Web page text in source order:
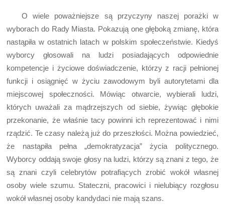
O wiele poważniejsze są przyczyny naszej porażki w
wyborach do Rady Miasta. Pokazują one głęboką zmianę, która
nastąpiła w ostatnich latach w polskim społeczeństwie. Kiedyś
wyborcy głosowali na ludzi posiadających odpowiednie
kompetencje i życiowe doświadczenie, którzy z racji pełnionej
funkcji i osiągnięć w życiu zawodowym byli autorytetami dla
miejscowej społeczności. Mówiąc otwarcie, wybierali ludzi,
których uważali za mądrzejszych od siebie, żywiąc głębokie
przekonanie, że właśnie tacy powinni ich reprezentować i nimi
rządzić. Te czasy należą już do przeszłości. Można powiedzieć,
że nastąpiła pełna „demokratyzacja” życia politycznego.
Wyborcy oddają swoje głosy na ludzi, którzy są znani z tego, że
są znani czyli celebrytów potrafiących zrobić wokół własnej
osoby wiele szumu. Stateczni, pracowici i nielubiący rozgłosu
wokół własnej osoby kandydaci nie mają szans.